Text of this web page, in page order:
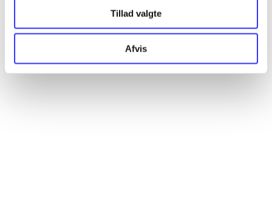
Tillad valgte
Afvis
...
...